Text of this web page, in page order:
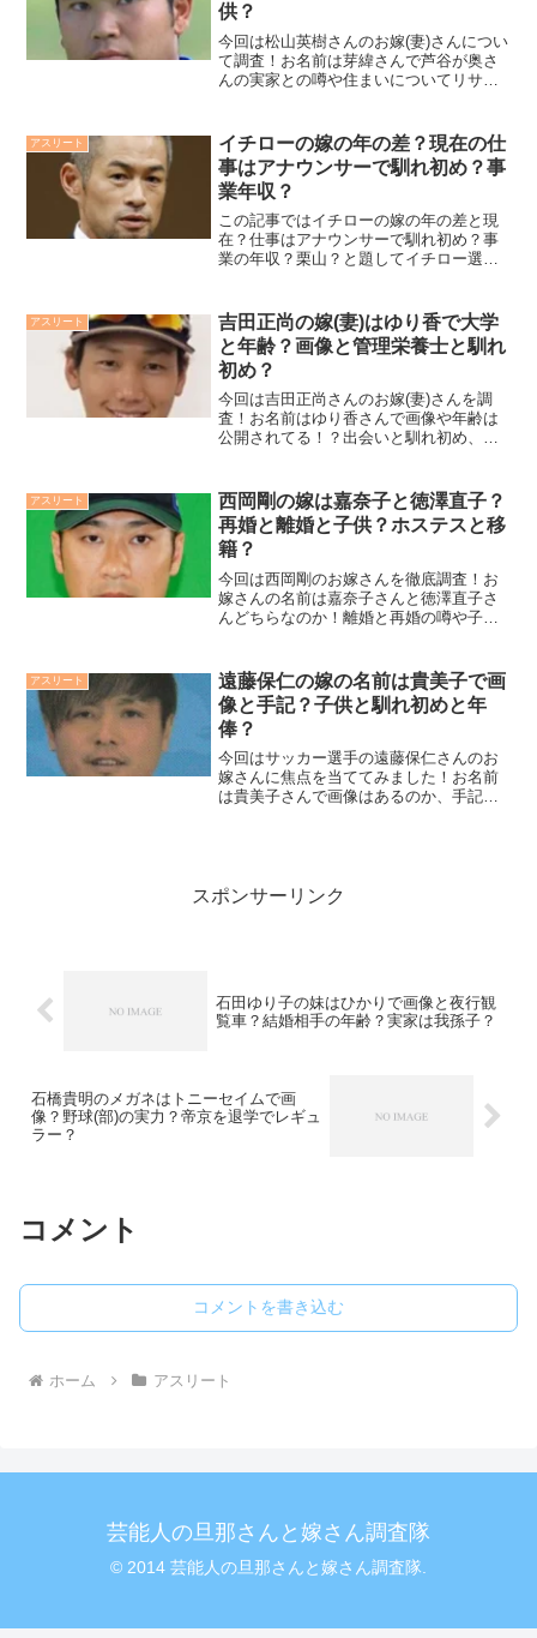
供？
今回は松山英樹さんのお嫁(妻)さんについ
て調査！お名前は芽緯さんで芦谷が奥さ
んの実家との噂や住まいについてリサー
アスリート
イチローの嫁の年の差？現在の仕
事はアナウンサーで馴れ初め？事
業年収？
この記事ではイチローの嫁の年の差と現
在？仕事はアナウンサーで馴れ初め？事
業の年収？栗山？と題してイチロー選手
す！
アスリート
吉田正尚の嫁(妻)はゆり香で大学
と年齢？画像と管理栄養士と馴れ
初め？
今回は吉田正尚さんのお嫁(妻)さんを調
査！お名前はゆり香さんで画像や年齢は
公開されてる！？出会いと馴れ初め、大
も調査しました。是非ご覧ください！
アスリート
西岡剛の嫁は嘉奈子と徳澤直子？
再婚と離婚と子供？ホステスと移
籍？
今回は西岡剛のお嫁さんを徹底調査！お
嫁さんの名前は嘉奈子さんと徳澤直子さ
んどちらなのか！離婚と再婚の噂や子供
説していきます！
アスリート
遠藤保仁の嫁の名前は貴美子で画
像と手記？子供と馴れ初めと年
俸？
今回はサッカー選手の遠藤保仁さんのお
嫁さんに焦点を当ててみました！お名前
は貴美子さんで画像はあるのか、手記を
スポンサーリンク
石田ゆり子の妹はひかりで画像と夜行観
覧車？結婚相手の年齢？実家は我孫子？
石橋貴明のメガネはトニーセイムで画
像？野球(部)の実力？帝京を退学でレギュ
ラー？
コメント
コメントを書き込む
ホーム アスリート
芸能人の旦那さんと嫁さん調査隊
© 2014 芸能人の旦那さんと嫁さん調査隊.